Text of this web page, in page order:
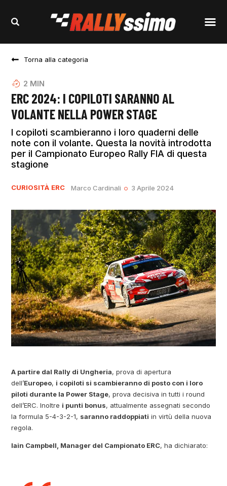
Torna alla categoria
2 MIN
ERC 2024: I COPILOTI SARANNO AL
VOLANTE NELLA POWER STAGE
I copiloti scambieranno i loro quaderni delle
note con il volante. Questa la novità introdotta
per il Campionato Europeo Rally FIA di questa
stagione
CURIOSITÀ ERC Marco Cardinali 3 Aprile 2024
A partire dal Rally di Ungheria, prova di apertura
dell’Europeo, i copiloti si scambieranno di posto con i loro
piloti durante la Power Stage, prova decisiva in tutti i round
dell’ERC. Inoltre i punti bonus, attualmente assegnati secondo
la formula 5-4-3-2-1, saranno raddoppiati in virtù della nuova
regola.
Iain Campbell, Manager del Campionato ERC, ha dichiarato: